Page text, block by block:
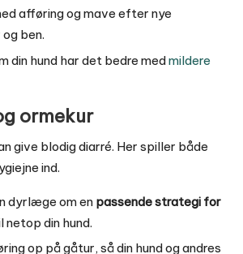
afføring og mave efter nye
ben.
din hund har det bedre medmildere
ormekur
give blodig diarré. Her spiller både
ind.
dyrlæge om en passende strategi for
netop din hund.
op på gåtur, så din hund og andres